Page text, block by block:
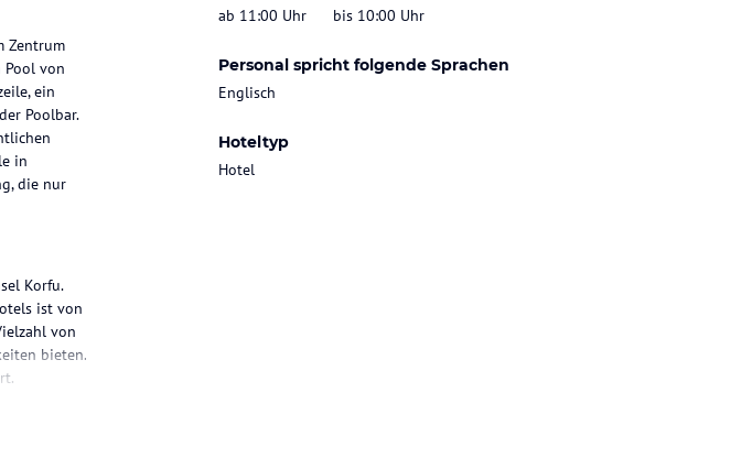
ab 11:00 Uhr
bis 10:00 Uhr
Personal spricht folgende Sprachen
Englisch
Hoteltyp
Hotel
Zentrum
Pool von
ein
Poolbar.
in
die nur
Korfu.
ist von
von
bieten.